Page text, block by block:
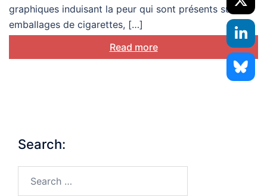
graphiques induisant la peur qui sont présents sur les
emballages de cigarettes, […]
Read more
Search: